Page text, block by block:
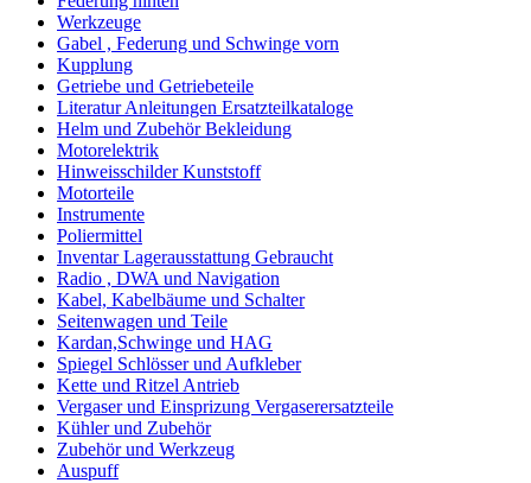
Werkzeuge
Gabel , Federung und Schwinge vorn
Kupplung
Getriebe und Getriebeteile
Literatur Anleitungen Ersatzteilkataloge
Helm und Zubehör Bekleidung
Motorelektrik
Hinweisschilder Kunststoff
Motorteile
Instrumente
Poliermittel
Inventar Lagerausstattung Gebraucht
Radio , DWA und Navigation
Kabel, Kabelbäume und Schalter
Seitenwagen und Teile
Kardan,Schwinge und HAG
Spiegel Schlösser und Aufkleber
Kette und Ritzel Antrieb
Vergaser und Einsprizung Vergaserersatzteile
Kühler und Zubehör
Zubehör und Werkzeug
Auspuff